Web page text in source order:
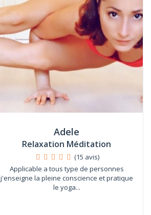
Adele
Relaxation Méditation
(15 avis)
Applicable a tous type de personnes
j'enseigne la pleine conscience et pratique
le yoga...